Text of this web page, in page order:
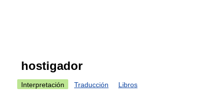
hostigador
Interpretación Traducción Libros